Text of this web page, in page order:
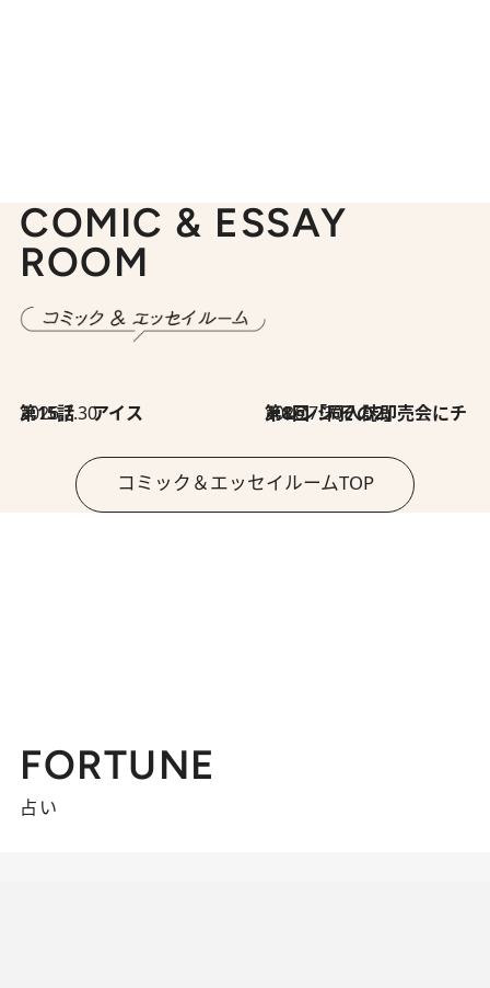
COMIC & ESSAY
ROOM
2026.7.30
第15話 アイス 2026.7.30
第8回「同人誌即売会にチャレンジ その2」
コミック＆エッセイルームTOP
FORTUNE
占い